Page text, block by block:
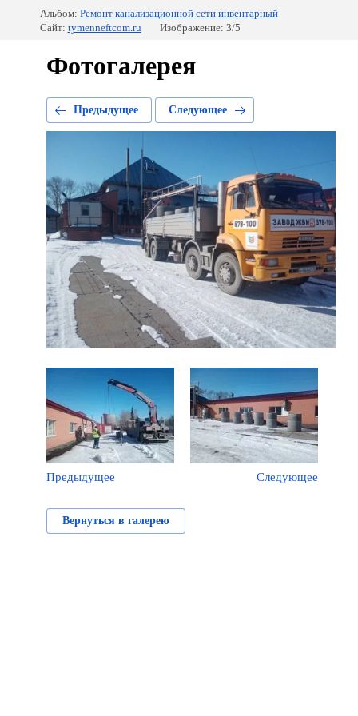
Альбом: Ремонт канализационной сети инвентарный
Сайт: tymenneftcom.ru Изображение: 3/5
Фотогалерея
Предыдущее Следующее
Предыдущее Следующее
Вернуться в галерею